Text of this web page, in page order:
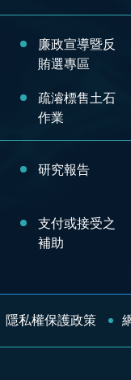
廉政宣導暨反
賄選專區
疏濬標售土石
作業
研究報告
支付或接受之
補助
隱私權保護政策